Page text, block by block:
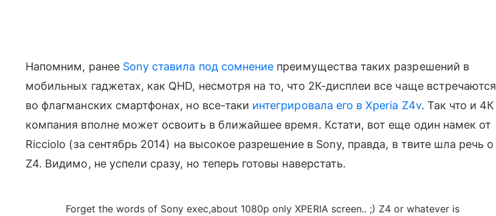
Напомним, ранее Sony ставила под сомнение преимущества таких разрешений в
мобильных гаджетах, как QHD, несмотря на то, что 2К-дисплеи все чаще встречаются
во флагманских смартфонах, но все-таки интегрировала его в Xperia Z4v. Так что и 4К
компания вполне может освоить в ближайшее время. Кстати, вот еще один намек от
Ricciolo (за сентябрь 2014) на высокое разрешение в Sony, правда, в твите шла речь о
Z4. Видимо, не успели сразу, но теперь готовы наверстать.
Forget the words of Sony exec,about 1080p only XPERIA screen.. ;) Z4 or whatever is